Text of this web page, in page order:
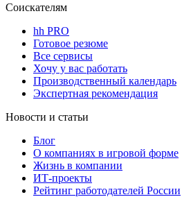
Соискателям
hh PRO
Готовое резюме
Все сервисы
Хочу у вас работать
Производственный календарь
Экспертная рекомендация
Новости и статьи
Блог
О компаниях в игровой форме
Жизнь в компании
ИТ-проекты
Рейтинг работодателей России